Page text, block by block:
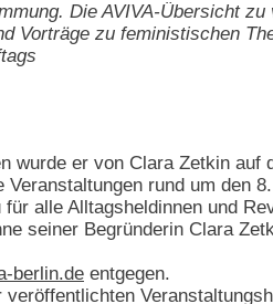
Die AVIVA-Übersicht
Vorträge zu feministischen
wurde er von Clara Zetkin
rund um den
alle Alltagsheldinnen und
seiner Begründerin Clara
berlin.de entgegen.